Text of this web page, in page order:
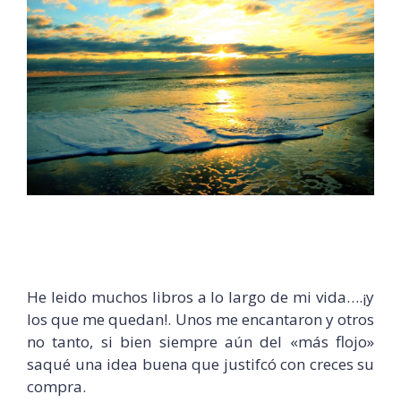
He leido muchos libros a lo largo de mi vida….¡y
los que me quedan!. Unos me encantaron y otros
no tanto, si bien siempre aún del «más flojo»
saqué una idea buena que justifcó con creces su
compra.